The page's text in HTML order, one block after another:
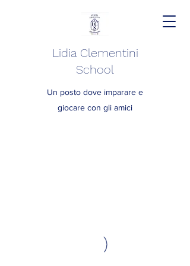
Lidia Clementini
School
Un posto dove imparare e
giocare con gli amici